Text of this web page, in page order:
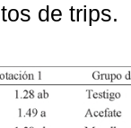
de trips.